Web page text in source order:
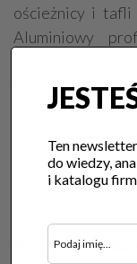
ościeżnicy i tafli
Aluminiowy
zapobiegając
Wybierając
bardzo modnym
nim grę
będzie w
Komfort
Ten
do wiedzy,
i katalogu